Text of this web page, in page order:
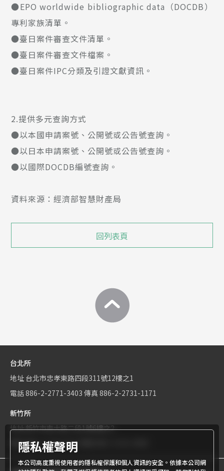
●EPO worldwide bibliographic data（DOCDB）
專利家族清單。
●臺日案件審查文件清單。
●臺日案件審查文件檔案。
●臺日案件IPC分類及引證文獻資訊。
2.提供多元查詢方式
●以本國申請案號、公開號或公告號查詢。
●以日本申請案號、公開號或公告號查詢。
●以國際DOCDB編號查詢。
資料來源：經濟部智慧財產局
回列表頁
台北所
地址 台北市忠孝東路四段311號12樓之1
電話886-2-2771-3403 傳真 886-2-2731-1171
新竹所
地址新竹市東大路二段1號6樓之2
電話886-3-534-9161
隱私權聲明
本公司高度重視使用者的隱私權保護和個人資訊的安全。依據本公司網